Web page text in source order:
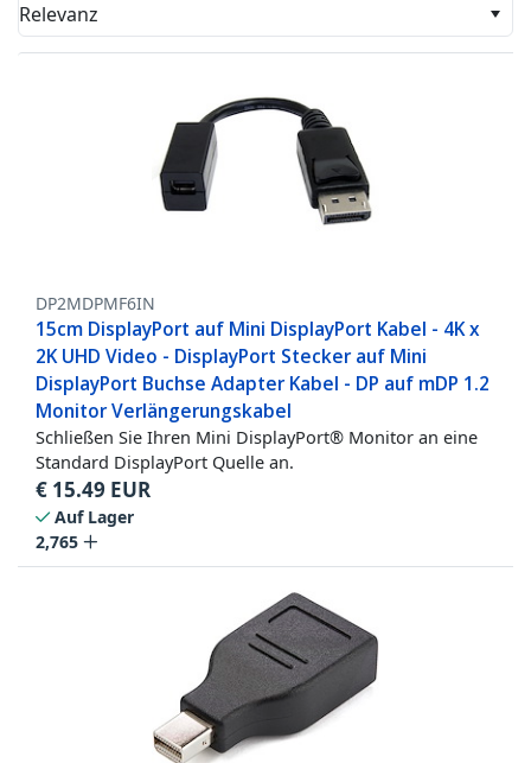
Relevanz
DP2MDPMF6IN
15cm DisplayPort auf Mini DisplayPort Kabel - 4K x
2K UHD Video - DisplayPort Stecker auf Mini
DisplayPort Buchse Adapter Kabel - DP auf mDP 1.2
Monitor Verlängerungskabel
Schließen Sie Ihren Mini DisplayPort® Monitor an eine
Standard DisplayPort Quelle an.
€ 15.49 EUR
Auf Lager
2,765